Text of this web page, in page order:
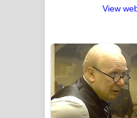
View